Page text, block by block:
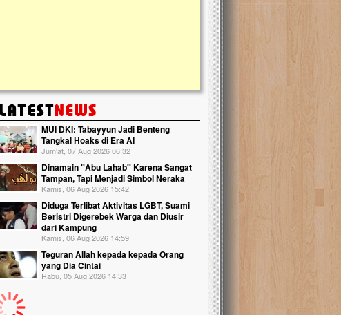
MUI DKI: Tabayyun Jadi Benteng
Tangkal Hoaks di Era AI
Jum'at, 07 Aug 2026 06:32
Dinamain ''Abu Lahab'' Karena Sangat
Tampan, Tapi Menjadi Simbol Neraka
Kamis, 06 Aug 2026 15:42
Diduga Terlibat Aktivitas LGBT, Suami
Beristri Digerebek Warga dan Diusir
dari Kampung
Kamis, 06 Aug 2026 14:59
Teguran Allah kepada kepada Orang
yang Dia Cintai
Rabu, 05 Aug 2026 14:33